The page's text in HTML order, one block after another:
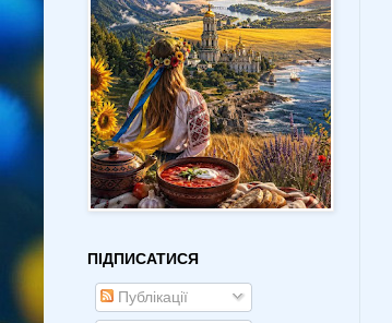
ПІДПИСАТИСЯ
Публікації